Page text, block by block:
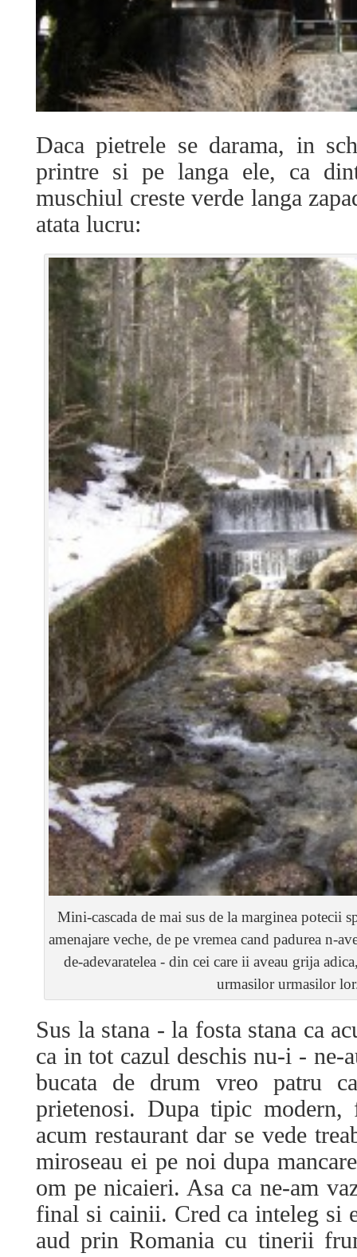
Daca pietrele se darama, in
printre si pe langa ele, ca
muschiul creste verde langa
atata lucru:
Mini-cascada de mai sus de la marginea potecii
amenajare veche, de pe vremea cand padurea n-
de-adevaratelea - din cei care ii aveau grija
urmasilor urmasilor
Sus la stana - la fosta stana ca
ca in tot cazul deschis nu-i - ne-
bucata de drum vreo patru
prietenosi. Dupa tipic
acum restaurant dar se vede
miroseau ei pe noi dupa
om pe nicaieri. Asa ca ne-am
final si cainii. Cred ca inteleg si
aud prin Romania cu tinerii